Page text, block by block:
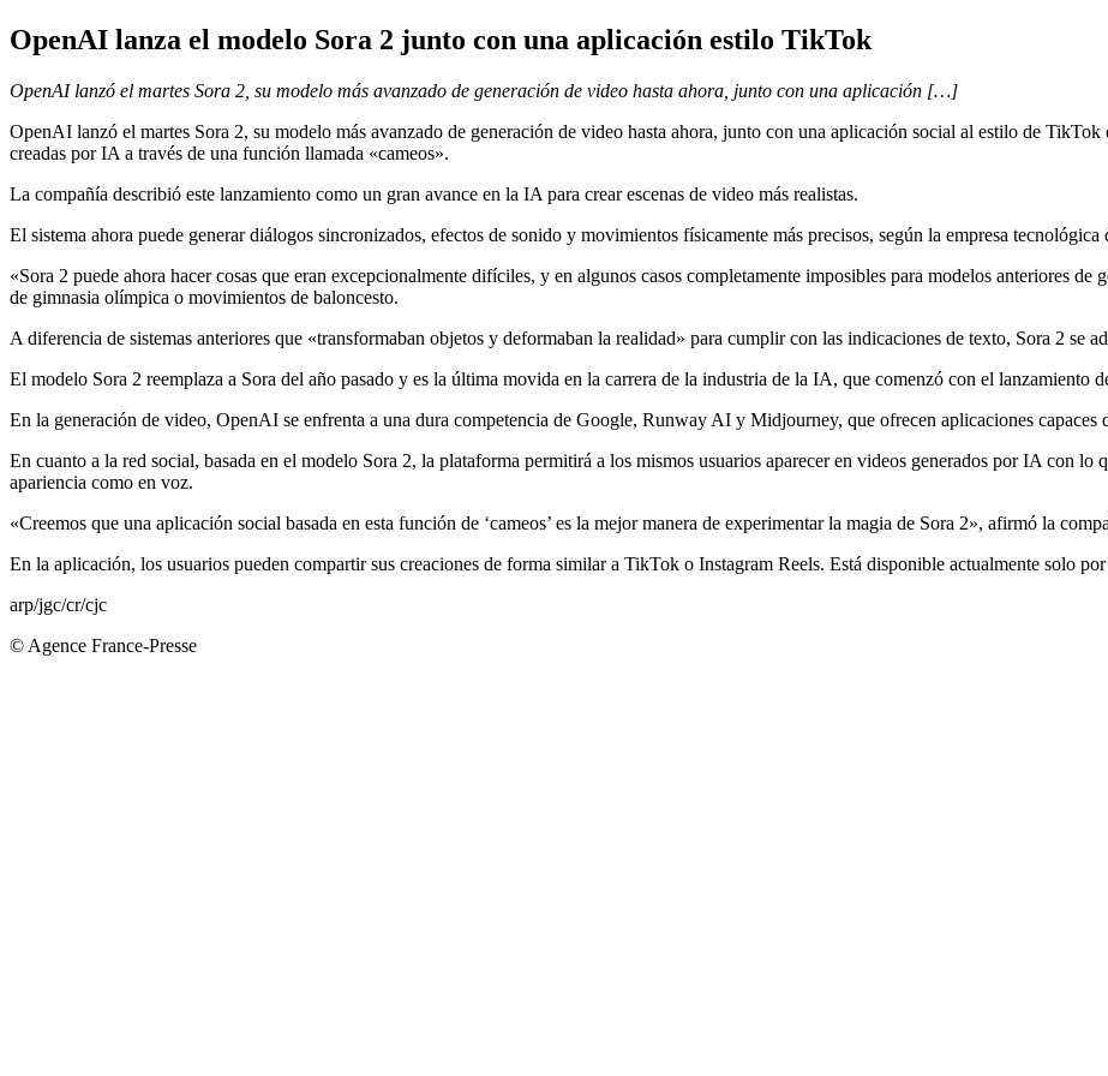
OpenAI lanza el modelo Sora 2 junto con una aplicación estilo TikTok
OpenAI lanzó el martes Sora 2, su modelo más avanzado de generación de video hasta ahora, junto con una aplicación […]
OpenAI lanzó el martes Sora 2, su modelo más avanzado de generación de video hasta ahora, junto con una aplicación social al estilo de TikTok
creadas por IA a través de una función llamada «cameos».
La compañía describió este lanzamiento como un gran avance en la IA para crear escenas de video más realistas.
El sistema ahora puede generar diálogos sincronizados, efectos de sonido y movimientos físicamente más precisos, según la empresa tecnológica
«Sora 2 puede ahora hacer cosas que eran excepcionalmente difíciles, y en algunos casos completamente imposibles para modelos anteriores
de gimnasia olímpica o movimientos de baloncesto.
A diferencia de sistemas anteriores que «transformaban objetos y deformaban la realidad» para cumplir con las indicaciones de texto, Sora 2 se
El modelo Sora 2 reemplaza a Sora del año pasado y es la última movida en la carrera de la industria de la IA, que comenzó con el lanzamiento
En la generación de video, OpenAI se enfrenta a una dura competencia de Google, Runway AI y Midjourney, que ofrecen aplicaciones capaces
En cuanto a la red social, basada en el modelo Sora 2, la plataforma permitirá a los mismos usuarios aparecer en videos generados por IA con
apariencia como en voz.
«Creemos que una aplicación social basada en esta función de ‘cameos’ es la mejor manera de experimentar la magia de Sora 2», afirmó la
En la aplicación, los usuarios pueden compartir sus creaciones de forma similar a TikTok o Instagram Reels. Está disponible actualmente solo
arp/jgc/cr/cjc
© Agence France-Presse